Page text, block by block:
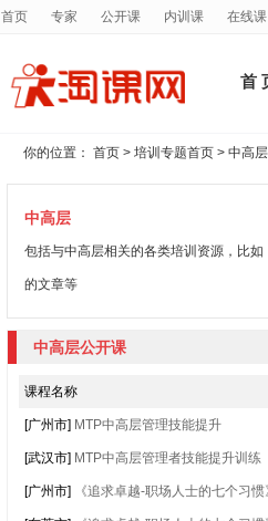
首
你的位置： 首页 > 培训专题首页 > 中高层
中高层
包括与中高层相关的各类培训资源，比
的文章等
中高层公开课
课程名称
[广州市] MTP中高层管理技能提升
[武汉市] MTP中高层管理者技能提升训练
[广州市] 《追求卓越-职场人士的七个习惯
首页 专家 公开课 内训课 在线课